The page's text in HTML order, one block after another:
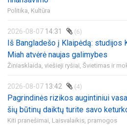
Politika, Kultūra
2026-08-07 14:31 (6)
Iš Bangladešo į Klaipėdą: studijos
Miah atvėrė naujas galimybes
Žiniasklaida, viešieji ryšiai, Švietimas ir
2026-08-07 13:42 (4)
Pagrindinės rizikos augintiniui
šių būtinų daiktų turite savo
Kiti pranešimai, Laisvalaikis, pramogos